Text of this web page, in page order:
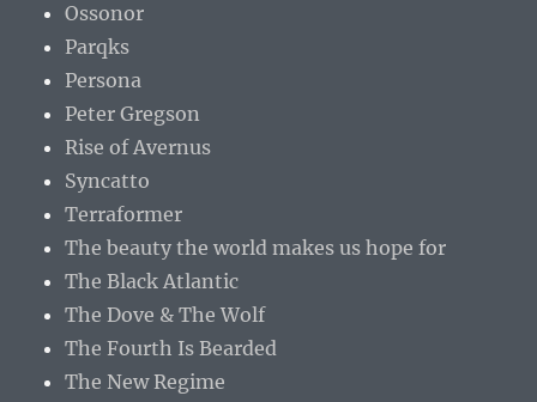
Ossonor
Parqks
Persona
Peter Gregson
Rise of Avernus
Syncatto
Terraformer
The beauty the world makes us hope for
The Black Atlantic
The Dove & The Wolf
The Fourth Is Bearded
The New Regime